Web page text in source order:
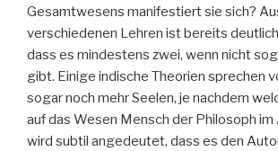
Gesamtwesens manifestiert sie sich?
verschiedenen Lehren ist bereits
dass es mindestens zwei, wenn nicht
gibt. Einige indische Theorien sprechen
sogar noch mehr Seelen, je nachdem
auf das Wesen Mensch der Philosoph im
wird subtil angedeutet, dass es den